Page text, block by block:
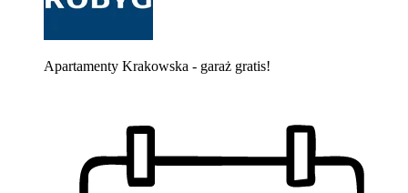
Apartamenty Krakowska - garaż gratis!